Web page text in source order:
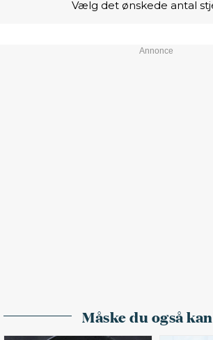
Vælg det ønskede antal
Måske du også